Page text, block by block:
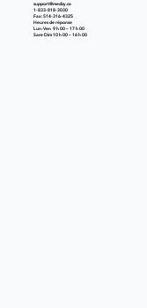
support@medzy.ca
1-833-818-3030
Fax: 514-316-4325
Heures de réponse
Lun-Ven 9 h 00 – 17 h 00
Sam-Dim 10 h 00 – 16 h 00